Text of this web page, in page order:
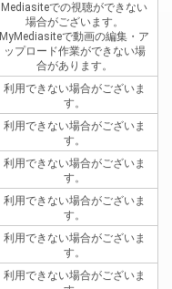
Mediasiteでの視聴ができない
場合がございます。
MyMediasiteで動画の編集・ア
ップロード作業ができない場
合があります。
利用できない場合がございま
す。
利用できない場合がございま
す。
利用できない場合がございま
す。
利用できない場合がございま
す。
利用できない場合がございま
す。
利用できない場合がございま